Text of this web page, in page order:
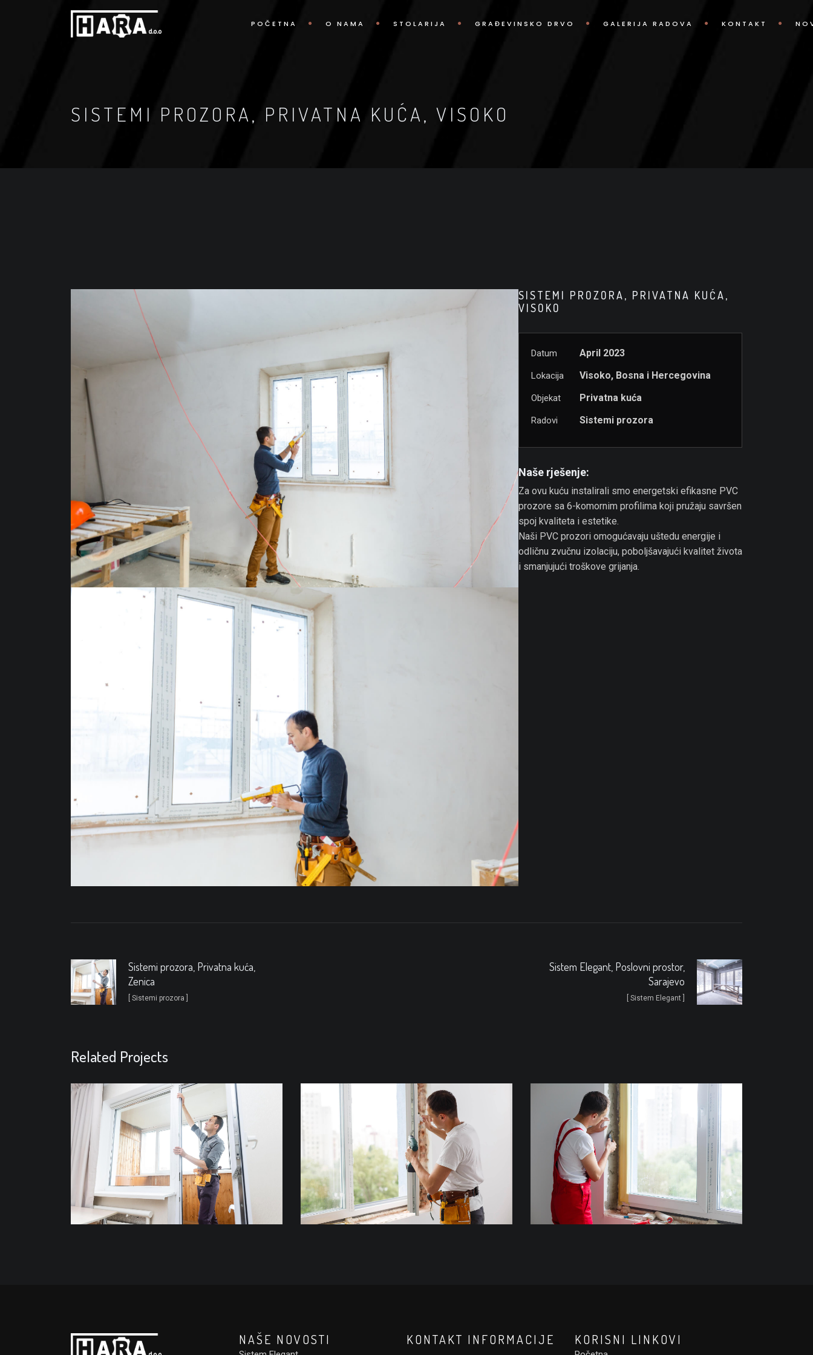
POČETNA O NAMA STOLARIJA GRAĐEVINSKO DRVO GALERIJA RADOVA KONTAKT
SISTEMI PROZORA, PRIVATNA KUĆA, VISOKO
SISTEMI PROZORA, PRIVATNA KUĆA,
VISOKO
Datum April 2023
Lokacija Visoko, Bosna i Hercegovina
Objekat Privatna kuća
Radovi Sistemi prozora
Naše rješenje:
Za ovu kuću instalirali smo energetski efikasne PVC
prozore sa 6-komornim profilima koji pružaju savršen
spoj kvaliteta i estetike.
Naši PVC prozori omogućavaju uštedu energije i
odličnu zvučnu izolaciju, poboljšavajući kvalitet života
i smanjujući troškove grijanja.
Sistemi prozora, Privatna kuća,
Zenica
[ Sistemi prozora ]
Sistem Elegant, Poslovni prostor,
Sarajevo
[ Sistem Elegant ]
Related Projects
NAŠE NOVOSTI KONTAKT INFORMACIJE KORISNI LINKOVI